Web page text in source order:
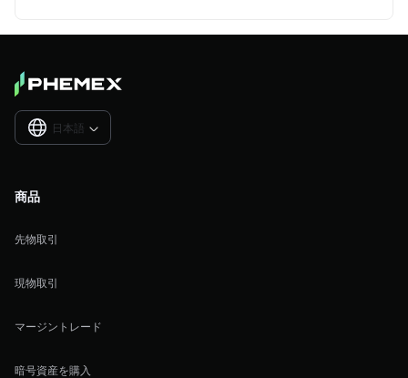
日本語 
商品
先物取引
現物取引
マージントレード
暗号資産を購入